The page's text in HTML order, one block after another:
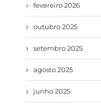
fevereiro 2026
outubro 2025
setembro 2025
agosto 2025
junho 2025